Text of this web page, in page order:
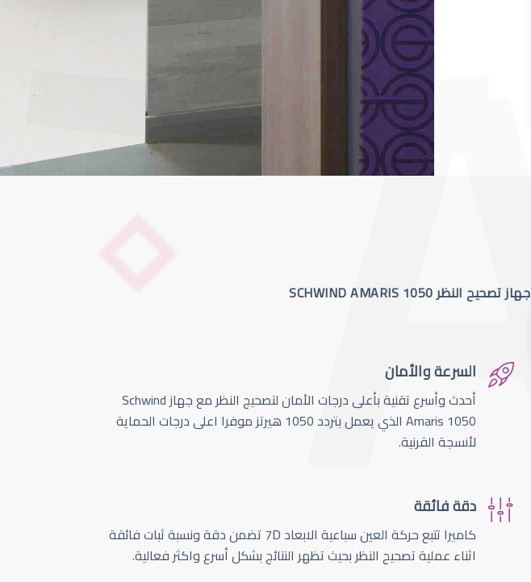
جهاز تصحيح النظر SCHWIND AMARIS 1050
السرعة والأمان
أحدث وأسرع تقنية بأعلى درجات الأمان لتصحيج النظر مع جهاز Schwind
Amaris 1050 الذي يعمل بتردد 1050 هيرتز موفرا اعلى درجات الحماية
لأنسجة القرنية.
دقة فائقة
كاميرا تتبع حركة العين سباعية الابعاد 7D تضمن دقة ونسبة ثبات فائقة
اثناء عملية تصحيح النظر بحيث تظهر النتائج بشكل أسرع واكثر فعالية.